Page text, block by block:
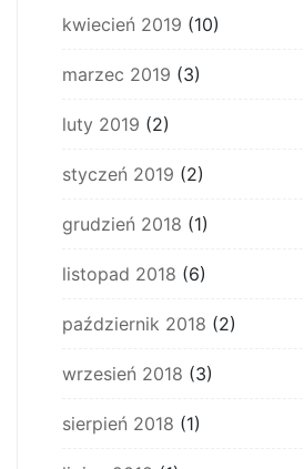
kwiecień 2019 (10)
marzec 2019 (3)
luty 2019 (2)
styczeń 2019 (2)
grudzień 2018 (1)
listopad 2018 (6)
październik 2018 (2)
wrzesień 2018 (3)
sierpień 2018 (1)